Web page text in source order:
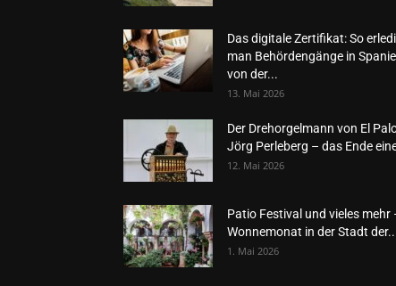
Das digitale Zertifikat: So
man Behördengänge in
von der...
13. Mai 2026
Der Drehorgelmann von El
Jörg Perleberg – das Ende
12. Mai 2026
Patio Festival und vieles mehr
Wonnemonat in der Stadt
1. Mai 2026